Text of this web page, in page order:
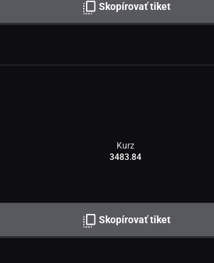
Skopírovať tiket
Kurz
3483.84
Skopírovať tiket